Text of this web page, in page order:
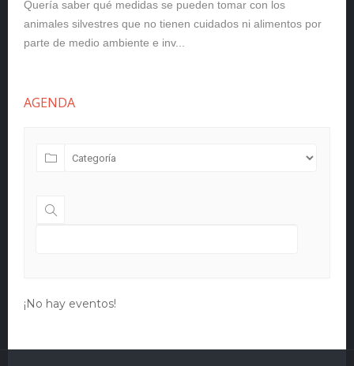
Quería saber qué medidas se pueden tomar con los
animales silvestres que no tienen cuidados ni alimentos por
parte de medio ambiente e inv...
AGENDA
¡No hay eventos!